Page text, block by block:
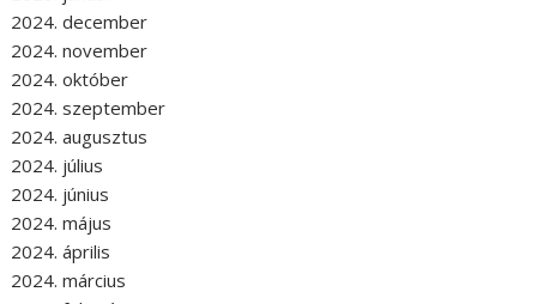
2024. december
2024. november
2024. október
2024. szeptember
2024. augusztus
2024. július
2024. június
2024. május
2024. április
2024. március